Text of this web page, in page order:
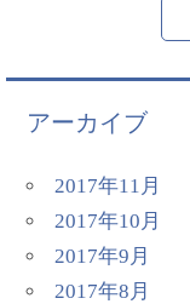
アーカイブ
2017年11月
2017年10月
2017年9月
2017年8月